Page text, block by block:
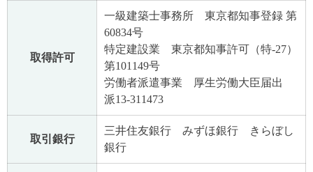
取得許可
一級建築士事務所 東京都知事登録 第
60834号
特定建設業 東京都知事許可（特-27）
第101149号
労働者派遣事業 厚生労働大臣届出
派13-311473
取引銀行
三井住友銀行 みずほ銀行 きらぼし
銀行